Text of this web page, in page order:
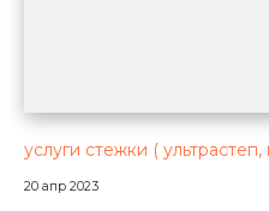
услуги стежки (
20 апр 2023